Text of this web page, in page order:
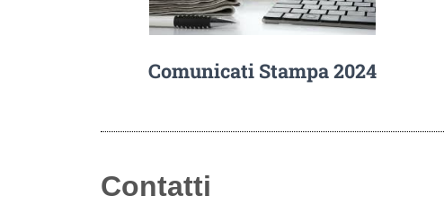
Comunicati Stampa 2024
Contatti